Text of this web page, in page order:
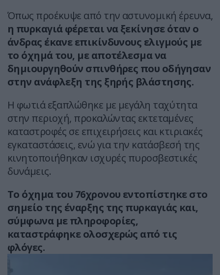
Όπως προέκυψε από την αστυνομική έρευνα,
η πυρκαγιά φέρεται να ξεκίνησε όταν ο
άνδρας έκανε επικίνδυνους ελιγμούς με
το όχημά του, με αποτέλεσμα να
δημιουργηθούν σπινθήρες που οδήγησαν
στην ανάφλεξη της ξηρής βλάστησης.
Η φωτιά εξαπλώθηκε με μεγάλη ταχύτητα
στην περιοχή, προκαλώντας εκτεταμένες
καταστροφές σε επιχειρήσεις και κτιριακές
εγκαταστάσεις, ενώ για την κατάσβεσή της
κινητοποιήθηκαν ισχυρές πυροσβεστικές
δυνάμεις.
Το όχημα του 76χρονου εντοπίστηκε στο
σημείο της έναρξης της πυρκαγιάς και,
σύμφωνα με πληροφορίες,
καταστράφηκε ολοσχερώς από τις
φλόγες.